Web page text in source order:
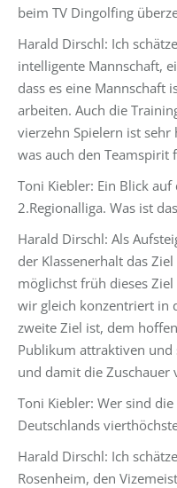
beim TV Dingolfing
Harald Dirschl: Ich
intelligente Mannschaft,
dass es eine Mannschaft
arbeiten. Auch die
vierzehn Spielern ist
was auch den Teamspirit
Toni Kiebler: Ein Blick
2.Regionalliga. Was ist
Harald Dirschl: Als
der Klassenerhalt das
möglichst früh dieses
wir gleich konzentriert in
zweite Ziel ist, dem
Publikum attraktiven und
und damit die Zuschauer
Toni Kiebler: Wer sind
Deutschlands
Harald Dirschl: Ich
Rosenheim, den